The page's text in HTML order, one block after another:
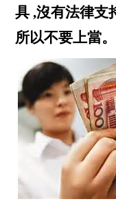
具 ,沒有法律支
所以不要上當。